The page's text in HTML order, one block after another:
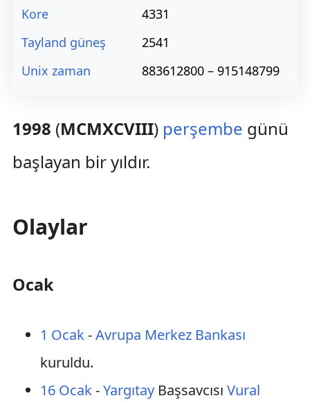
Kore
4331
Tayland güneş
2541
Unix zaman
883612800 – 915148799
1998 (MCMXCVIII) perşembe günü
başlayan bir yıldır.
Olaylar
Ocak
1 Ocak-Avrupa Merkez Bankası
kuruldu.
16 Ocak-YargıtayBaşsavcısı Vural